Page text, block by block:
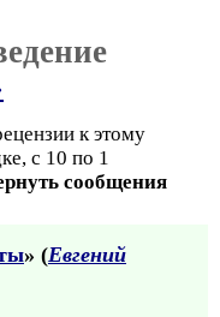
к этому
с 10 по 1
сообщения
» (Евгений